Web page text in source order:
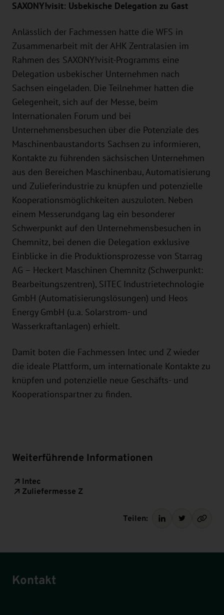
SAXONY!visit: Usbekische Delegation zu Gast
Anlässlich der Fachmessen hatte die WFS in
Zusammenarbeit mit der AHK Zentralasien im
Rahmen des SAXONY!visit-Programms eine
Delegation usbekischer Unternehmen nach
Sachsen eingeladen. Die Teilnehmer hatten die
Gelegenheit, sich auf der Messe, beim
Internationalen Forum und bei
Unternehmensbesuchen über die Potenziale des
Maschinenbaustandorts Sachsen zu informieren,
Kontakte zu führenden sächsischen Unternehmen
aus den Bereichen Maschinenbau, Automatisierung
und Zulieferindustrie zu knüpfen und potenzielle
Kooperationsmöglichkeiten auszuloten. Neben
einem Messerundgang lag ein besonderer
Schwerpunkt auf den Unternehmensbesuchen in
Chemnitz, bei denen die Delegation exklusive
Einblicke in die Produktionsprozesse von Starrag
AG – Heckert Maschinen Chemnitz (Schwerpunkt:
Bearbeitungszentren), SITEC Industrietechnologie
GmbH (Automatisierungslösungen) und Heos
Energy GmbH (u.a. Solarstrom- und
Wasserkraftanlagen) erhielt.
Damit boten die Fachmessen Intec und Z wieder
die ideale Plattform, um internationale Kontakte zu
knüpfen und potenzielle neue Geschäfts- und
Kooperationspartner zu finden.
Weiterführende Informationen
Intec
Zuliefermesse Z
Teilen:
Kontakt